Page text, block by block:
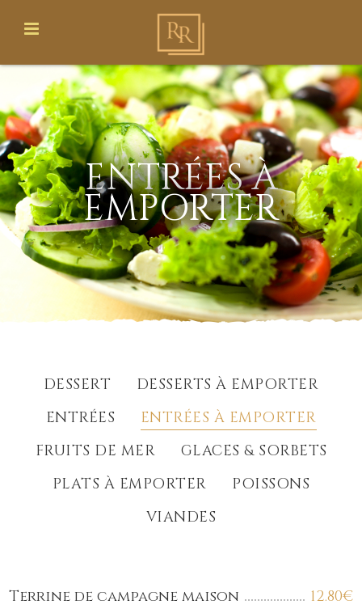
ENTRÉES À
EMPORTER
DESSERT
DESSERTS À EMPORTER
ENTRÉES
ENTRÉES À EMPORTER
FRUITS DE MER
GLACES & SORBETS
PLATS À EMPORTER
POISSONS
VIANDES
12.80€
Terrine de campagne maison